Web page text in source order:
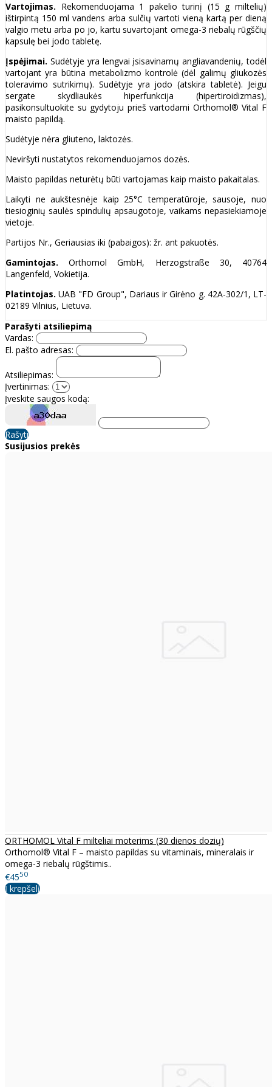
Vartojimas. Rekomenduojama 1 pakelio turinį (15 g miltelių)
ištirpintą 150 ml vandens arba sulčių vartoti vieną kartą per dieną
valgio metu arba po jo, kartu suvartojant omega-3 riebalų rūgščių
kapsulę bei jodo tabletę.
Įspėjimai. Sudėtyje yra lengvai įsisavinamų angliavandenių, todėl
vartojant yra būtina metabolizmo kontrolė (dėl galimų gliukozės
toleravimo sutrikimų). Sudėtyje yra jodo (atskira tabletė). Jeigu
sergate skydliaukės hiperfunkcija (hipertiroidizmas),
pasikonsultuokite su gydytoju prieš vartodami Orthomol® Vital F
maisto papildą.
Sudėtyje nėra gliuteno, laktozės.
Neviršyti nustatytos rekomenduojamos dozės.
Maisto papildas neturėtų būti vartojamas kaip maisto pakaitalas.
Laikyti ne aukštesnėje kaip 25°C temperatūroje, sausoje, nuo
tiesioginių saulės spindulių apsaugotoje, vaikams nepasiekiamoje
vietoje.
Partijos Nr., Geriausias iki (pabaigos): žr. ant pakuotės.
Gamintojas. Orthomol GmbH, Herzogstraße 30, 40764
Langenfeld, Vokietija.
Platintojas. UAB "FD Group", Dariaus ir Girėno g. 42A-302/1, LT-
02189 Vilnius, Lietuva.
Parašyti atsiliepimą
Vardas:
El. pašto adresas:
Atsiliepimas:
Įvertinimas:
Įveskite saugos kodą:
Rašyti
Susijusios prekės
ORTHOMOL Vital F milteliai moterims (30 dienos dozių)
Orthomol® Vital F – maisto papildas su vitaminais, mineralais ir
omega-3 riebalų rūgštimis..
€4550
Į krepšelį